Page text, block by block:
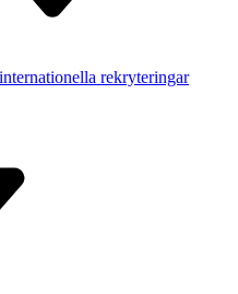
rekry­teringar